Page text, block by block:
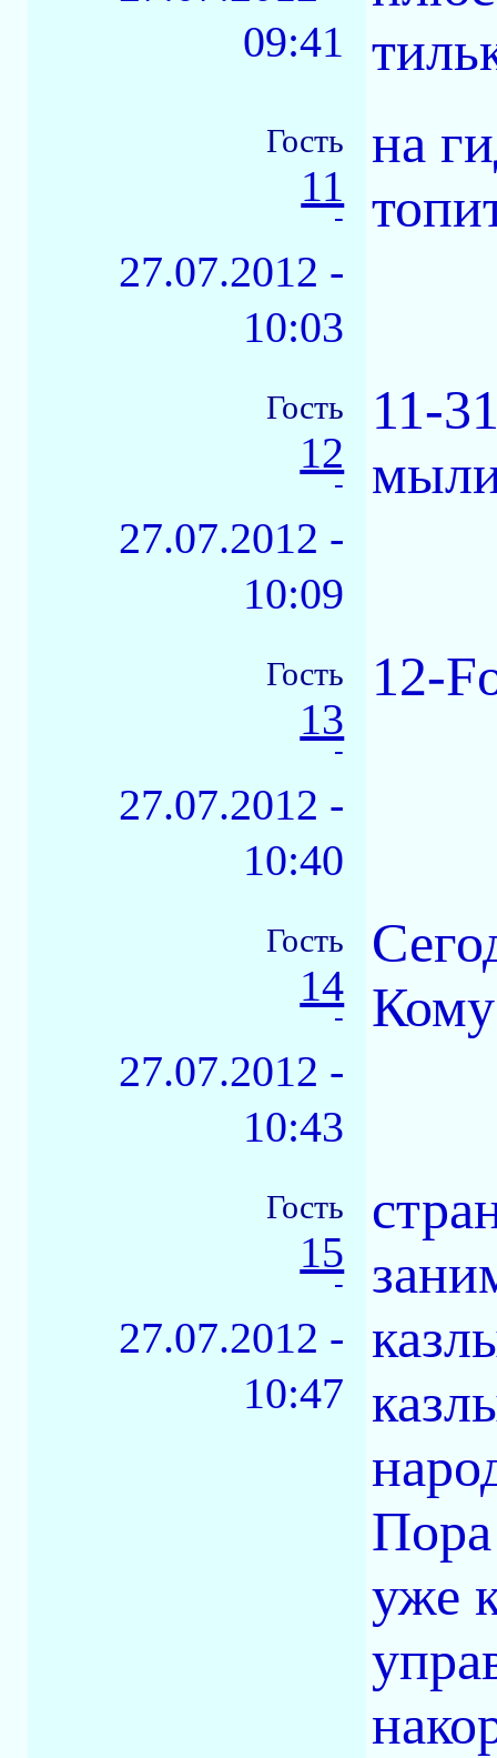
09:41
Гость
11
-
27.07.2012 -
10:03
на
Гость
12
-
27.07.2012 -
10:09
11-
Гость
13
-
27.07.2012 -
10:40
12-
Гость
14
-
27.07.2012 -
10:43
Гость
15
-
27.07.2012 -
10:47
Пора
уже